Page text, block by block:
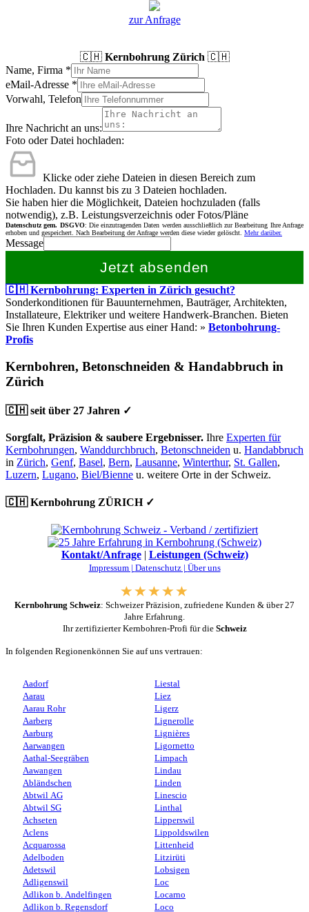
zur Anfrage
🇨🇭 Kernbohrung Zürich 🇨🇭
Name, Firma *
eMail-Adresse *
Vorwahl, Telefon
Ihre Nachricht an uns:
Foto oder Datei hochladen:
Klicke oder ziehe Dateien in diesen Bereich zum
Hochladen. Du kannst bis zu 3 Dateien hochladen.
Sie haben hier die Möglichkeit, Dateien hochzuladen (falls
notwendig), z.B. Leistungsverzeichnis oder Fotos/Pläne
Datenschutz gem. DSGVO: Die einzutragenden Daten werden ausschließlich zur Bearbeitung Ihre Anfrage
erhoben und gespeichert. Nach Bearbeitung der Anfrage werden diese wieder gelöscht. Mehr darüber.
Message
Jetzt absenden
🇨🇭 Kernbohrung: Experten in Zürich gesucht?
Sonderkonditionen für Bauunternehmen, Bauträger, Architekten,
Installateure, Elektriker und weitere Handwerk-Branchen. Bieten
Sie Ihren Kunden Expertise aus einer Hand: » Betonbohrung-
Profis
Kernbohren, Betonschneiden & Handabbruch in
Zürich
🇨🇭 seit über 27 Jahren ✓
Sorgfalt, Präzision & saubere Ergebnisser. Ihre Experten für
Kernbohrungen, Wanddurchbruch, Betonschneiden u. Handabbruch
in Zürich, Genf, Basel, Bern, Lausanne, Winterthur, St. Gallen,
Luzern, Lugano, Biel/Bienne u. weitere Orte in der Schweiz.
🇨🇭 Kernbohrung ZÜRICH ✓
Kontakt/Anfrage| Leistungen (Schweiz)
Impressum | Datenschutz | Über uns
Kernbohrung Schweiz: Schweizer Präzision, zufriedene Kunden & über 27
Jahre Erfahrung.
Ihr zertifizierter Kernbohren-Profi für die Schweiz
In folgenden Regionenkönnen Sie auf uns vertrauen:
Aadorf
Aarau
Aarau Rohr
Aarberg
Aarburg
Aarwangen
Aathal-Seegräben
Aawangen
Abländschen
Abtwil AG
Abtwil SG
Achseten
Aclens
Acquarossa
Adelboden
Adetswil
Adligenswil
Adlikon b. Andelfingen
Adlikon b. Regensdorf
Liestal
Liez
Ligerz
Lignerolle
Lignières
Ligornetto
Limpach
Lindau
Linden
Linescio
Linthal
Lipperswil
Lippoldswilen
Littenheid
Litzirüti
Lobsigen
Loc
Locarno
Loco